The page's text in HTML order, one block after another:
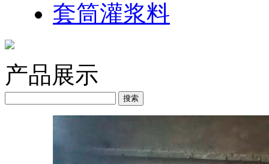
套筒灌浆料
产品展示